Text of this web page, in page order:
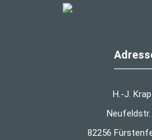
H.-J.
Neufeldstr.
82256